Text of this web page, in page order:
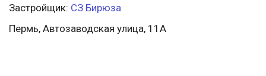
Застройщик: СЗ Бирюза
Пермь, Автозаводская улица, 11А